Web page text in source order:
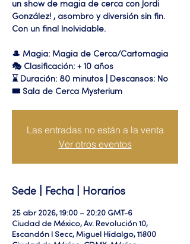
un show de magia de cerca con Jordi
González! , asombro y diversión sin fin.
Con un final Inolvidable.
🎩 Magia: Magia de Cerca/Cartomagia
🎭 Clasificación: + 10 años
⌛ Duración: 80 minutos | Descansos: No
🎟 Sala de Cerca Mysterium
Las entradas no están a la venta
Ver otros eventos
Sede | Fecha | Horarios
25 abr 2026, 19:00 – 20:20 GMT-6
Ciudad de México, Av. Revolución 10,
Escandón I Secc, Miguel Hidalgo, 11800